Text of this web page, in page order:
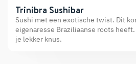
Trinibra Sushibar
Sushi met een exotische twist. Dit
eigenaresse Braziliaanse roots
je lekker knus.